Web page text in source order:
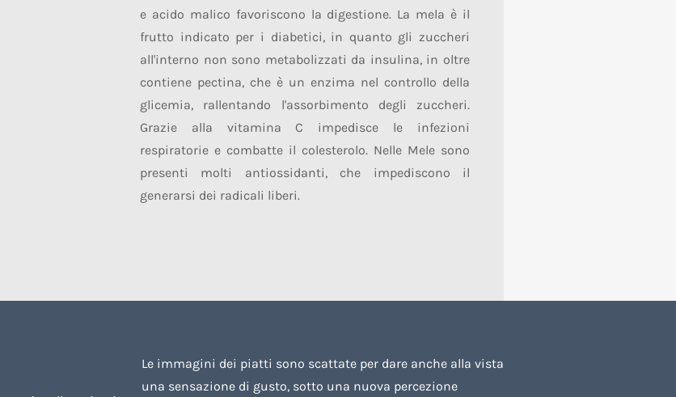
e acido malico favoriscono la digestione. La mela è il
frutto indicato per i diabetici, in quanto gli zuccheri
all'interno non sono metabolizzati da insulina, in oltre
contiene pectina, che è un enzima nel controllo della
glicemia, rallentando l'assorbimento degli zuccheri.
Grazie alla vitamina C impedisce le infezioni
respiratorie e combatte il colesterolo. Nelle Mele sono
presenti molti antiossidanti, che impediscono il
generarsi dei radicali liberi.
Le immagini dei piatti sono scattate per dare anche alla vista
una sensazione di gusto, sotto una nuova percezione